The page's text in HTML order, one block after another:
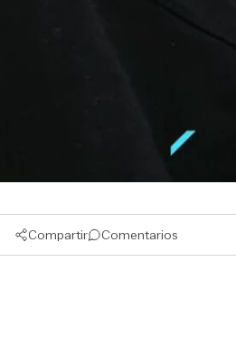
Compartir Comentarios